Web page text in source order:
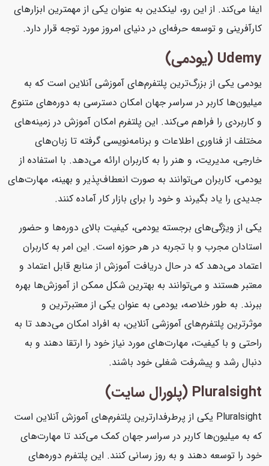
ایفا می‌کند. از این رو، لینکدین به عنوان یکی از مهمترین ابزارهای
کارآفرینی و توسعه حرفه‌ای در دنیای امروز مورد توجه قرار دارد.
Udemy (یودمی)
یودمی یکی از بزرگ‌ترین پلتفرم‌های آموزشی آنلاین است که به
میلیون‌ها کاربر در سراسر جهان امکان دسترسی به دوره‌های متنوع
و کاربردی را فراهم می‌کند. این پلتفرم امکان آموزش در زمینه‌های
مختلف از فناوری اطلاعات و برنامه‌نویسی گرفته تا زبان‌های
خارجی، مدیریت، و هنر را به کاربران ارائه می‌دهد. با استفاده از
یودمی، کاربران می‌توانند به صورت انعطاف‌پذیر و بهینه، مهارت‌های
جدیدی را یاد بگیرند و خود را برای بازار کار آماده کنند.
یکی از ویژگی‌های برجسته یودمی، کیفیت بالای دوره‌ها و حضور
استادان مجرب و با تجربه در هر حوزه است. این امر به کاربران
اعتماد می‌دهد که در حال دریافت آموزش از منابع قابل اعتماد و
معتبر هستند و می‌توانند به بهترین شکل ممکن از آموزش‌ها بهره
ببرند. به طور خلاصه، یودمی به عنوان یکی از معتبرترین و
موثرترین پلتفرم‌های آموزشی آنلاین، به افراد امکان می‌دهد تا به
راحتی و با کیفیت، مهارت‌های مورد نیاز خود را ارتقا دهند و به
دنبال رشد و پیشرفت شغلی خود باشند.
Pluralsight (پلورال سایت)
Pluralsight یکی از پرطرفدارترین پلتفرم‌های آموزش آنلاین است
که به میلیون‌ها کاربر در سراسر جهان کمک می‌کند تا مهارت‌های
خود را توسعه دهند و به روز رسانی کنند. این پلتفرم دوره‌های